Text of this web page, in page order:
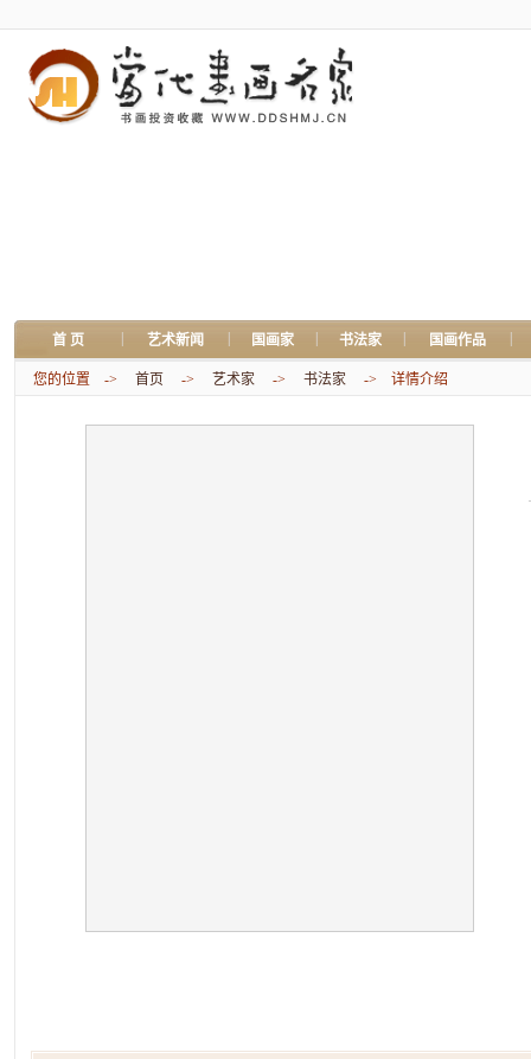
首 页 艺术新闻 国画家 书法家 国画作品
您的位置 -> 首页 -> 艺术家 -> 书法家 -> 详情介绍